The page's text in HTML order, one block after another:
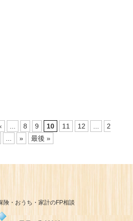
8 9 10 11 12
2
» 最後 »
険・おうち・家計のFP相談